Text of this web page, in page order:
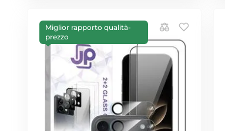
Miglior rapporto qualità-
prezzo